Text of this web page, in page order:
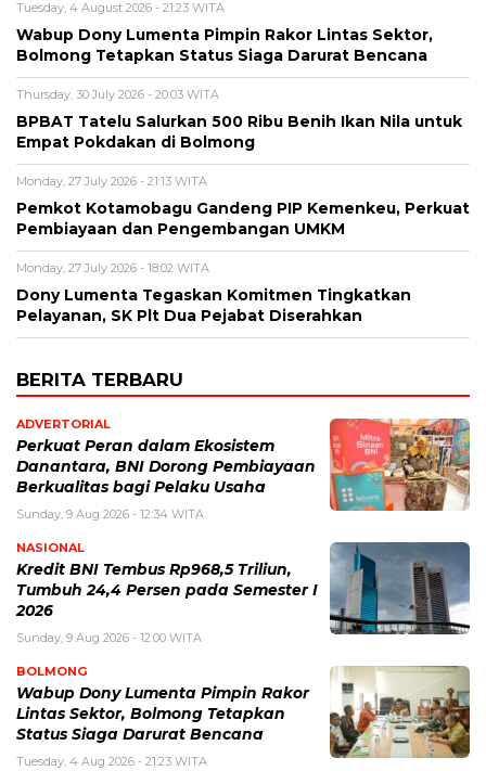
Tuesday, 4 August 2026 - 21:23 WITA
Wabup Dony Lumenta Pimpin Rakor Lintas Sektor,
Bolmong Tetapkan Status Siaga Darurat Bencana
Thursday, 30 July 2026 - 20:03 WITA
BPBAT Tatelu Salurkan 500 Ribu Benih Ikan Nila untuk
Empat Pokdakan di Bolmong
Monday, 27 July 2026 - 21:13 WITA
Pemkot Kotamobagu Gandeng PIP Kemenkeu, Perkuat
Pembiayaan dan Pengembangan UMKM
Monday, 27 July 2026 - 18:02 WITA
Dony Lumenta Tegaskan Komitmen Tingkatkan
Pelayanan, SK Plt Dua Pejabat Diserahkan
BERITA TERBARU
ADVERTORIAL
Perkuat Peran dalam Ekosistem
Danantara, BNI Dorong Pembiayaan
Berkualitas bagi Pelaku Usaha
Sunday, 9 Aug 2026 - 12:34 WITA
NASIONAL
Kredit BNI Tembus Rp968,5 Triliun,
Tumbuh 24,4 Persen pada Semester I
2026
Sunday, 9 Aug 2026 - 12:00 WITA
BOLMONG
Wabup Dony Lumenta Pimpin Rakor
Lintas Sektor, Bolmong Tetapkan
Status Siaga Darurat Bencana
Tuesday, 4 Aug 2026 - 21:23 WITA